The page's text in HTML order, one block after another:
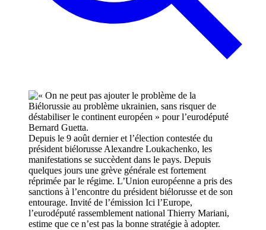
Depuis le 9 août dernier et l’élection contestée du
président biélorusse Alexandre Loukachenko, les
manifestations se succèdent dans le pays. Depuis
quelques jours une grève générale est fortement
réprimée par le régime. L’Union européenne a pris des
sanctions à l’encontre du président biélorusse et de son
entourage. Invité de l’émission Ici l’Europe,
l’eurodéputé rassemblement national Thierry Mariani,
estime que ce n’est pas la bonne stratégie à adopter.